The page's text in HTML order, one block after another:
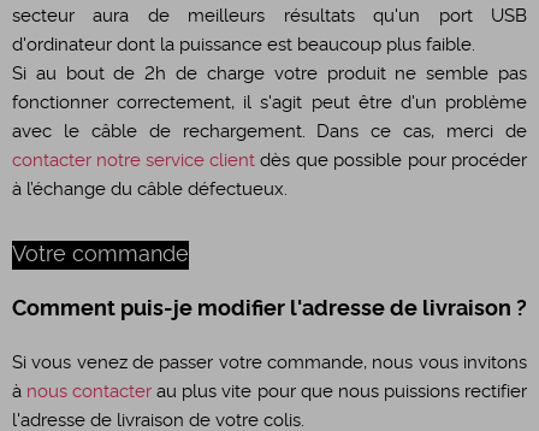
secteur aura de meilleurs résultats qu'un port USB
d'ordinateur dont la puissance est beaucoup plus faible.
Si au bout de 2h de charge votre produit ne semble pas
fonctionner correctement, il s'agit peut être d'un problème
avec le câble de rechargement. Dans ce cas, merci de
contacter notre service client dès que possible pour procéder
à l’échange du câble défectueux.
Votre commande
Comment puis-je modifier l'adresse de livraison ?
Si vous venez de passer votre commande, nous vous invitons
à nous contacter au plus vite pour que nous puissions rectifier
l'adresse de livraison de votre colis.